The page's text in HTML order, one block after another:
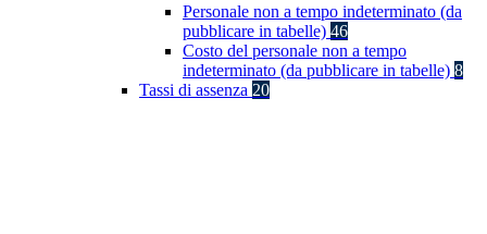
Personale non a tempo indeterminato (da
pubblicare in tabelle) 46
Costo del personale non a tempo
indeterminato (da pubblicare in tabelle) 8
Tassi di assenza 20